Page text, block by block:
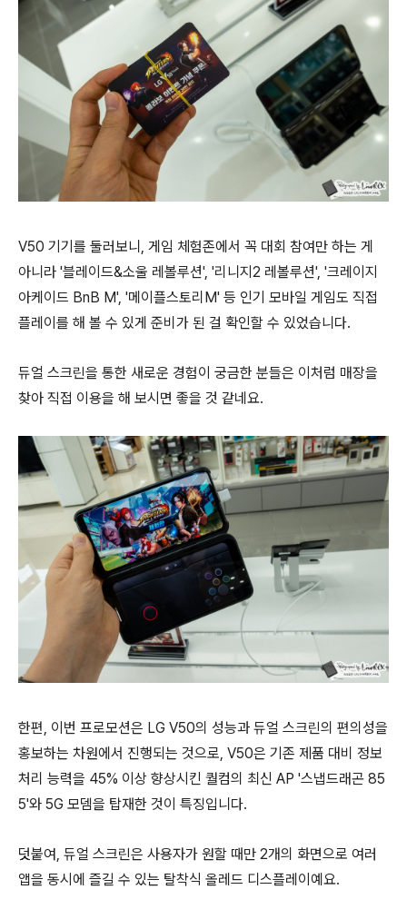
V50 기기를 둘러보니, 게임 체험존에서 꼭 대회 참여만 하는 게
아니라 '블레이드&소울 레볼루션', '리니지2 레볼루션', '크레이지
아케이드 BnB M', '메이플스토리M' 등 인기 모바일 게임도 직접
플레이를 해 볼 수 있게 준비가 된 걸 확인할 수 있었습니다.
듀얼 스크린을 통한 새로운 경험이 궁금한 분들은 이처럼 매장을
찾아 직접 이용을 해 보시면 좋을 것 같네요.
한편, 이번 프로모션은 LG V50의 성능과 듀얼 스크린의 편의성을
홍보하는 차원에서 진행되는 것으로, V50은 기존 제품 대비 정보
처리 능력을 45% 이상 향상시킨 퀄컴의 최신 AP '스냅드래곤 85
5'와 5G 모뎀을 탑재한 것이 특징입니다.
덧붙여, 듀얼 스크린은 사용자가 원할 때만 2개의 화면으로 여러
앱을 동시에 즐길 수 있는 탈착식 올레드 디스플레이예요.